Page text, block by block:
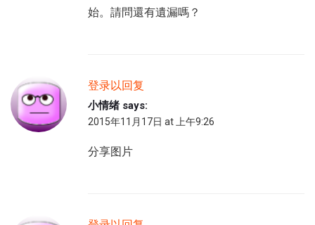
始。請問還有遺漏嗎？
登录以回复
小情绪 says:
2015年11月17日 at 上午9:26
分享图片